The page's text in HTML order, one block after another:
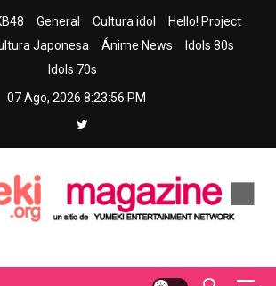
General Cultura idol
Hello! Project
Japonesa Ánime News
Idols 80s
Idols 70s
07 Ago, 2026 8:23:57 PM